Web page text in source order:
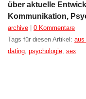
über aktuelle
Kommunikation,
Kategorien:
archive
0 Kommentare
Tags für diesen Artikel: aus
dating, psychologie, sex